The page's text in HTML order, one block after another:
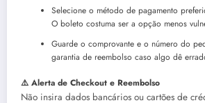
Selecione o método de pagamento
O boleto costuma ser a opção menos
Guarde o comprovante e o número do
garantia de reembolso caso algo dê
⚠️ Alerta de Checkout e Reembolso
Não insira dados bancários ou cartões de